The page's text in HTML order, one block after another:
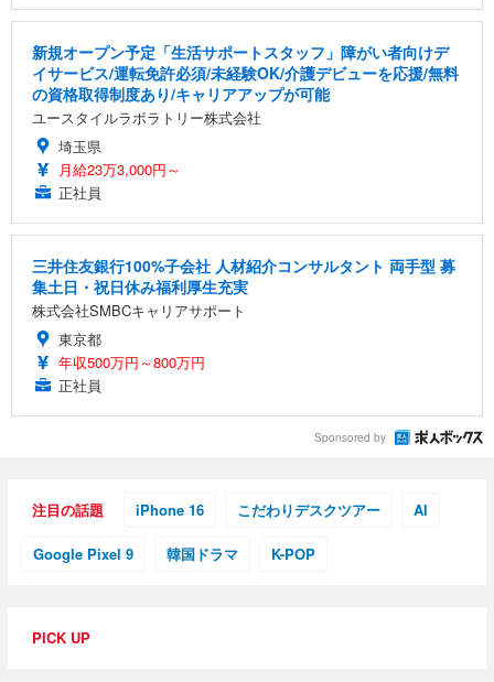
新規オープン予定「生活サポートスタッフ」障がい者向けデ
イサービス/運転免許必須/未経験OK/介護デビューを応援/無料
の資格取得制度あり/キャリアアップが可能
ユースタイルラボラトリー株式会社
埼玉県
月給23万3,000円～
正社員
三井住友銀行100%子会社 人材紹介コンサルタント 両手型 募
集土日・祝日休み福利厚生充実
株式会社SMBCキャリアサポート
東京都
年収500万円～800万円
正社員
Sponsored by
注目の話題 iPhone 16 こだわりデスクツアー AI
Google Pixel 9 韓国ドラマ K-POP
PICK UP